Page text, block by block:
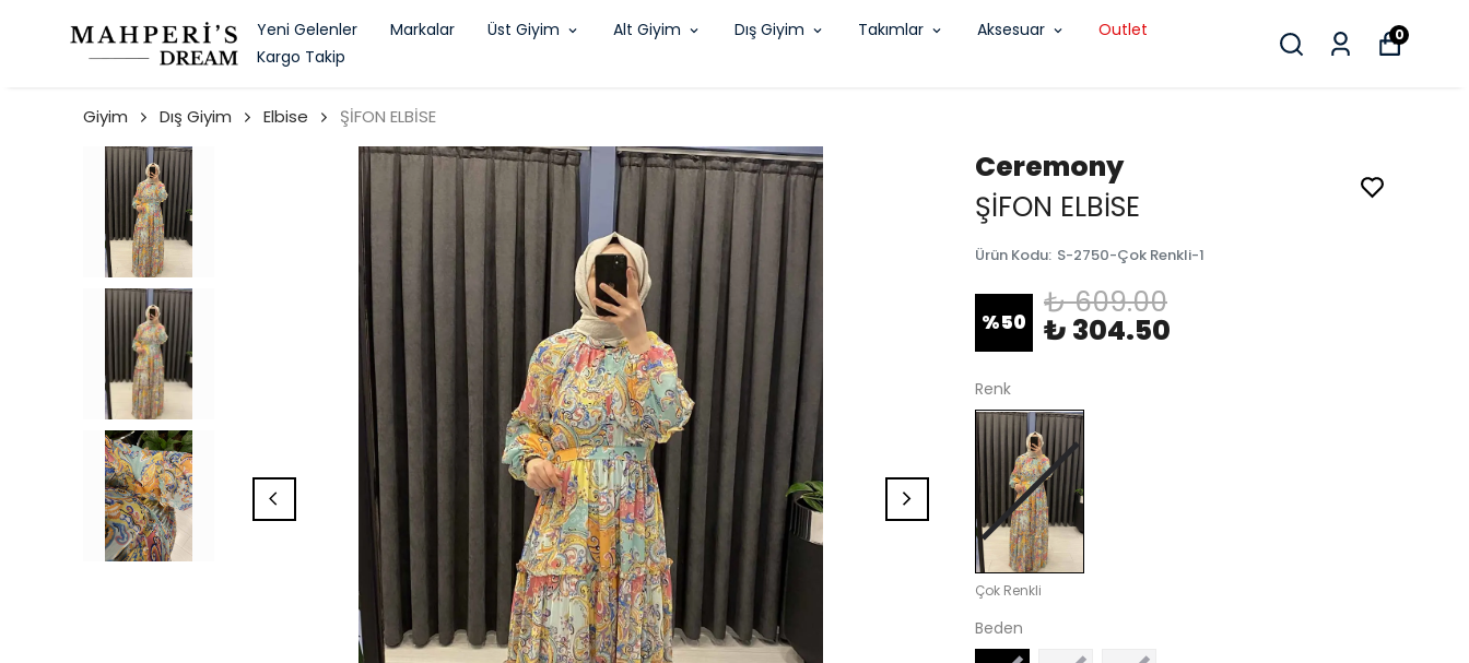
Yeni Gelenler Markalar Üst Giyim Alt Giyim Dış Giyim Takımlar Aksesuar
Outlet
Kargo Takip
0
Giyim Dış Giyim Elbise ŞİFON ELBİSE
Ceremony
ŞİFON ELBİSE
Ürün Kodu: S-2750-Çok Renkli-1
%50
₺ 609.00
₺ 304.50
Renk
Çok Renkli
Beden